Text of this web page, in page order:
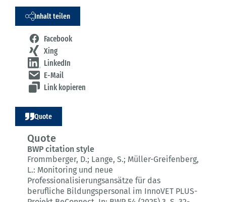
Inhalt teilen
Facebook
Xing
LinkedIn
E-Mail
Link kopieren
Quote
Quote
BWP citation style
Frommberger, D.; Lange, S.; Müller-Greifenberg,
L.: Monitoring und neue
Professionalisierungsansätze für das
berufliche Bildungspersonal im InnoVET PLUS-